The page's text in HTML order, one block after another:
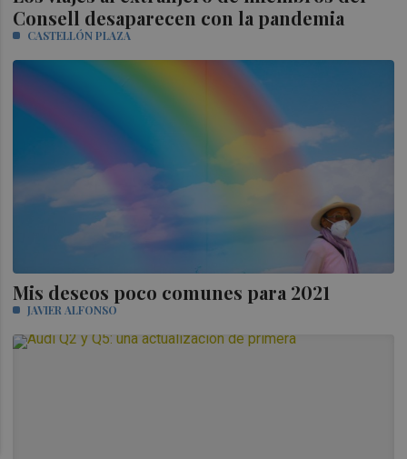
Consell desaparecen con la pandemia
CASTELLÓN PLAZA
Mis deseos poco comunes para 2021
JAVIER ALFONSO